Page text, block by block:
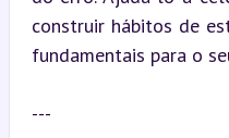
construir hábitos de
fundamentais para o
---